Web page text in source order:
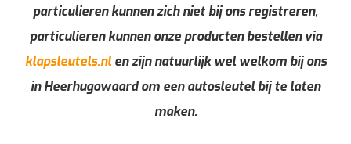
particulieren kunnen zich niet bij ons registreren,
particulieren kunnen onze producten bestellen via
klapsleutels.nlen zijn natuurlijk wel welkom bij ons
in Heerhugowaard om een autosleutel bij te laten
maken.